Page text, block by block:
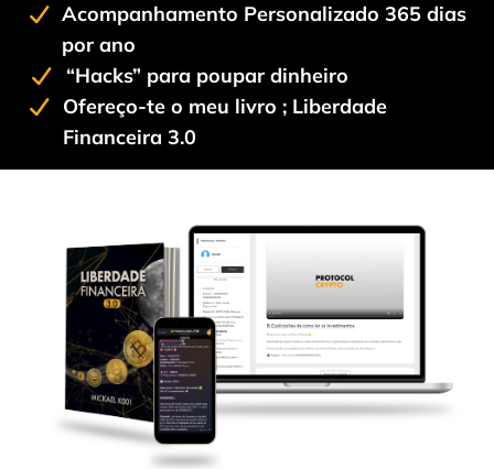
Acompanhamento Personalizado 365 dias
por ano
“Hacks” para poupar dinheiro
Ofereço-te o meu livro ; Liberdade
Financeira 3.0